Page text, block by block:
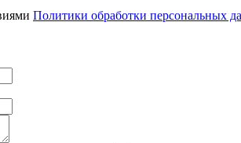
Политики обработки персональных